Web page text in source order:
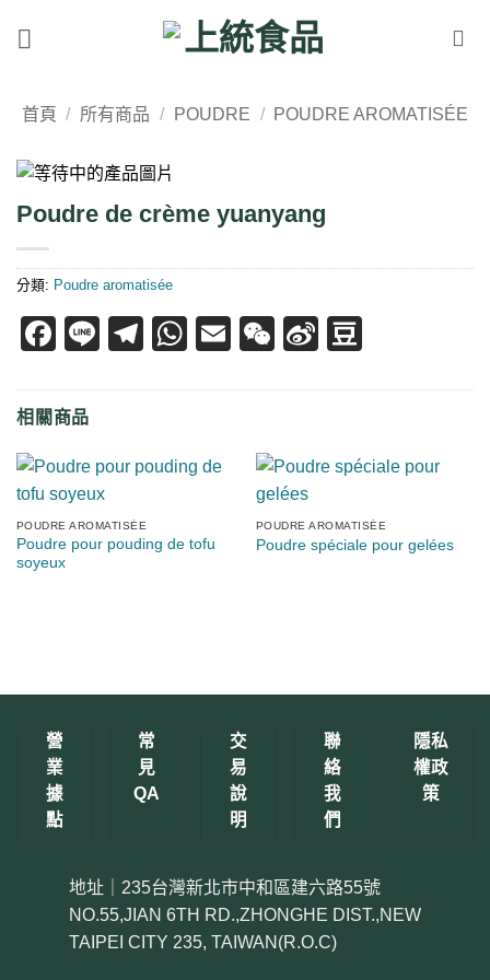
首頁 / 所有商品 / POUDRE / POUDRE AROMATISÉE
Poudre de crème yuanyang
分類: Poudre aromatisée
Facebook
LineTelegram
WhatsApp
EmailWeChat
Sina
相關商品
POUDRE AROMATISÉE
Poudre pour pouding de tofu
soyeux
POUDRE AROMATISÉE
Poudre spéciale pour gelées
營
業
據
點
常
見
QA
交
易
說
明
聯
絡
我
們
隱私
權政
策
地址｜235台灣新北市中和區建六路55號
NO.55,JIAN 6TH RD.,ZHONGHE DIST.,NEW
TAIPEI CITY 235, TAIWAN(R.O.C)